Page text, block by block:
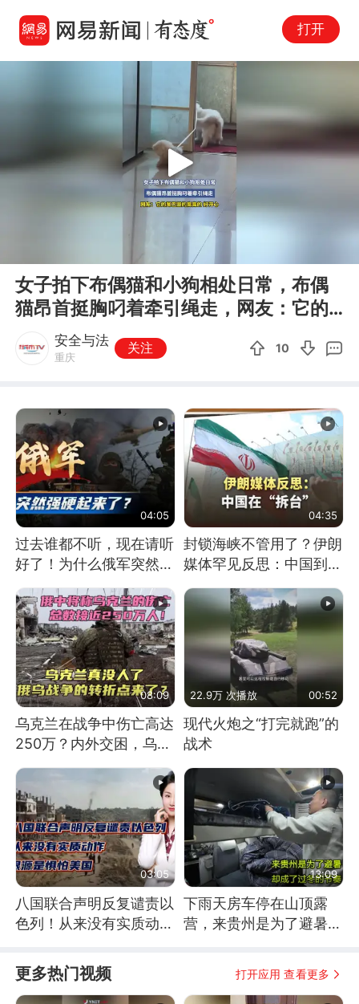
打开
Play
女子拍下布偶猫和小狗相处日常，布偶
猫昂首挺胸叼着牵引绳走，网友：它的
尾巴竖的高高的，好开心
安全与法
重庆
关注 10
04:05
过去谁都不听，现在请听
好了！为什么俄军突然强
硬起来了？
04:35
封锁海峡不管用了？伊朗
媒体罕见反思：中国到底
是不是在"拆台"
08:09
乌克兰在战争中伤亡高达
250万？内外交困，乌克
22.9万 次播放 00:52
现代火炮之“打完就跑”的
战术
03:05
八国联合声明反复谴责以
色列！从来没有实质动
13:09
下雨天房车停在山顶露
营，来贵州是为了避暑，
更多热门视频 打开应用 查看更多